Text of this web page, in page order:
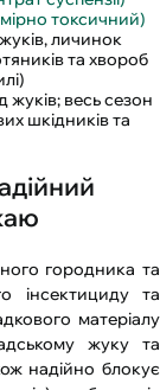
токсичний)
личинок
та хвороб
жуків; весь сезон
шкідників та
городника та
інсектициду та
матеріалу
жуку та
надійно блокує